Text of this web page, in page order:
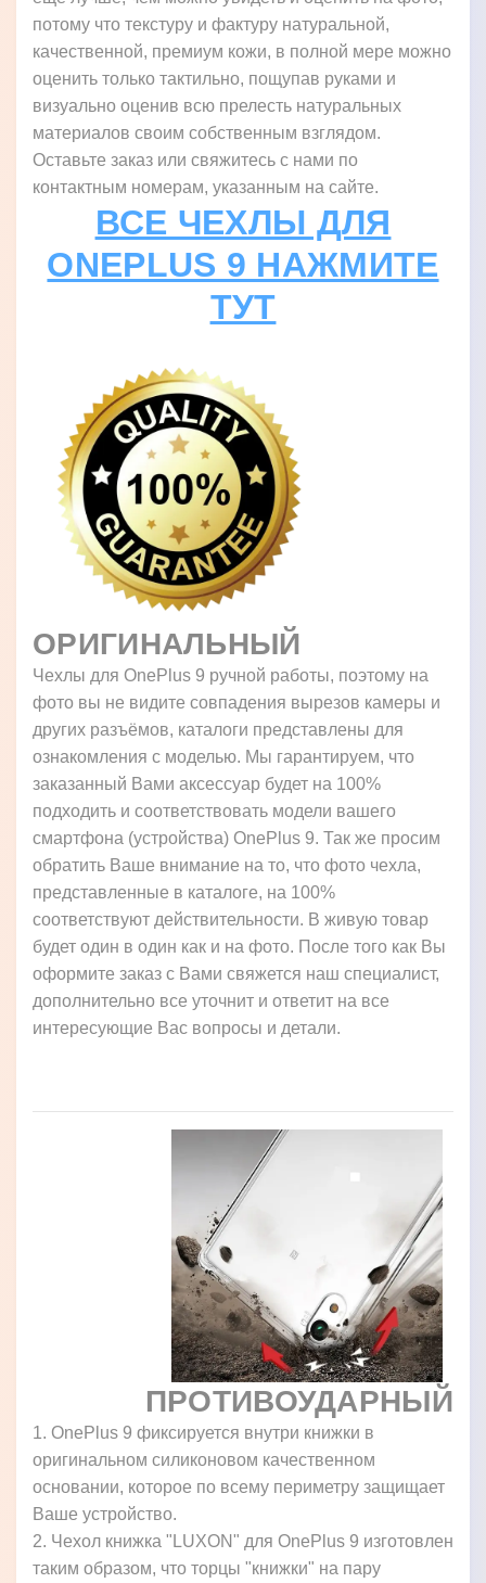
потому что текстуру и фактуру натуральной,
качественной, премиум кожи, в полной мере можно
оценить только тактильно, пощупав руками и
визуально оценив всю прелесть натуральных
материалов своим собственным взглядом.
Оставьте заказ или свяжитесь с нами по
контактным номерам, указанным на сайте.
ВСЕ ЧЕХЛЫ ДЛЯ
ONEPLUS 9 НАЖМИТЕ
ТУТ
ОРИГИНАЛЬНЫЙ
Чехлы для OnePlus 9 ручной работы, поэтому на
фото вы не видите совпадения вырезов камеры и
других разъёмов, каталоги представлены для
ознакомления с моделью. Мы гарантируем, что
заказанный Вами аксессуар будет на 100%
подходить и соответствовать модели вашего
смартфона (устройства) OnePlus 9. Так же просим
обратить Ваше внимание на то, что фото чехла,
представленные в каталоге, на 100%
соответствуют действительности. В живую товар
будет один в один как и на фото. После того как Вы
оформите заказ с Вами свяжется наш специалист,
дополнительно все уточнит и ответит на все
интересующие Вас вопросы и детали.
ПРОТИВОУДАРНЫЙ
1. OnePlus 9 фиксируется внутри книжки в
оригинальном силиконовом качественном
основании, которое по всему периметру защищает
Ваше устройство.
2. Чехол книжка "LUXON" для OnePlus 9 изготовлен
таким образом, что торцы "книжки" на пару